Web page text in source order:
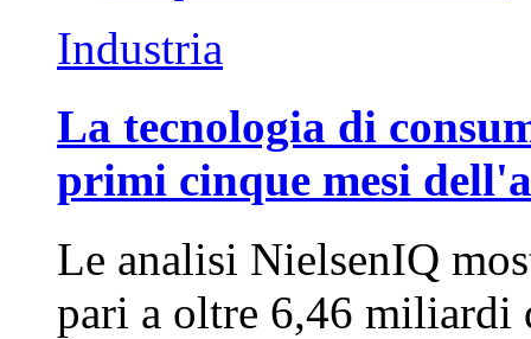
Industria
La tecnologia di
primi cinque mesi
Le analisi NielsenIQ
pari a oltre 6,46